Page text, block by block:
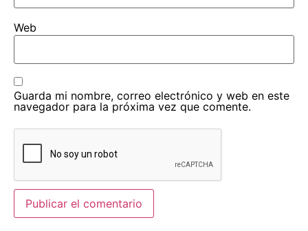
Web
Guarda mi nombre, correo electrónico y web en este
navegador para la próxima vez que comente.